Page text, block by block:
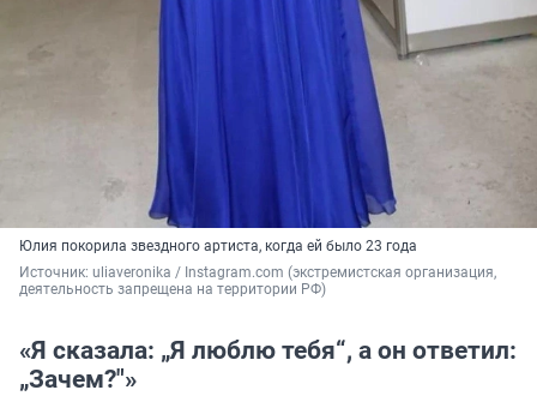
Юлия покорила звездного артиста, когда ей было 23 года
Источник: uliaveronika / Instagram.com (экстремистская организация,
деятельность запрещена на территории РФ)
«Я сказала: „Я люблю тебя“, а он ответил:
„Зачем?"»